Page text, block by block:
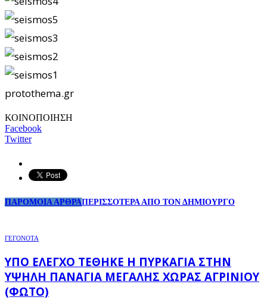
protothema.gr
ΚΟΙΝΟΠΟΙΗΣΗ
Facebook
Twitter
ΠΑΡΟΜΟΙΑ ΑΡΘΡΑΠΕΡΙΣΣΟΤΕΡΑ ΑΠΟ ΤΟΝ ΔΗΜΙΟΥΡΓΟ
ΓΕΓΟΝΟΤΑ
ΥΠΌ ΈΛΕΓΧΟ ΤΈΘΗΚΕ Η ΠΥΡΚΑΓΙΆ ΣΤΗΝ
ΥΨΗΛΉ ΠΑΝΑΓΙΆ ΜΕΓΆΛΗΣ ΧΏΡΑΣ ΑΓΡΙΝΊΟΥ
(ΦΩΤΌ)